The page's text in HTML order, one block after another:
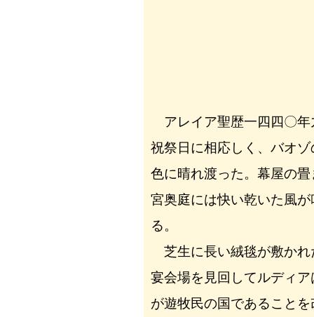
アレイア聖歴一四四〇年
祝祭日に相応しく、バオ
色に晴れ渡った。幕屋の
宮奥庭には快い乾いた風
る。
芝生に長い絨毯が敷かれ
宴会場を見回してルディ
が遊牧民の国であること